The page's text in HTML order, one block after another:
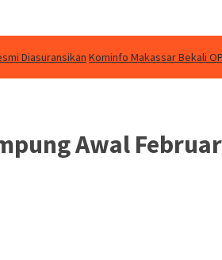
Diasuransikan Kominfo Makassar Bekali
Awal